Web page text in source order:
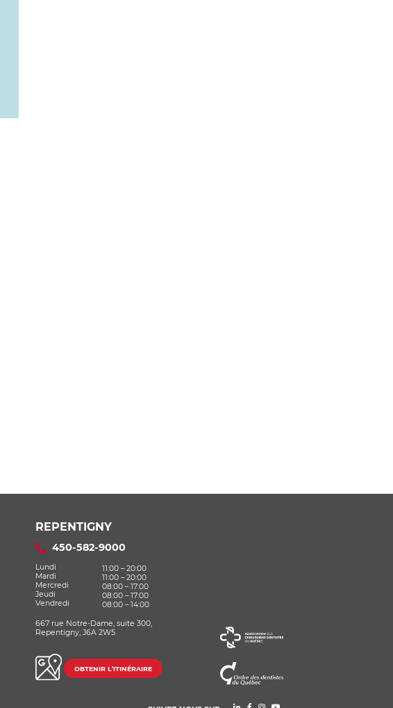
REPENTIGNY
450-582-9000
Lundi
11:00 – 20:00
Mardi
11:00 – 20:00
Mercredi
08:00 – 17:00
Jeudi
08:00 – 17:00
Vendredi
08:00 – 14:00
667 rue Notre-Dame, suite 300,
Repentigny, J6A 2W5
OBTENIR L’ITINÉRAIRE